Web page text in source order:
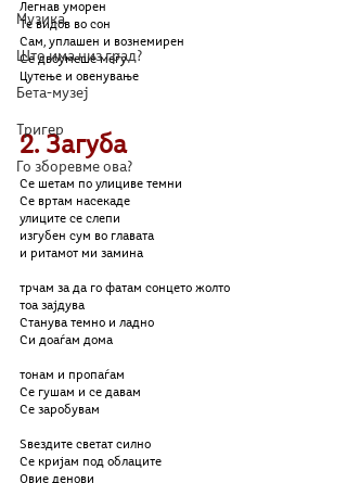
Музика
Што има низ град?
Бета-музеј
Тригер
Го зборевме ова?
Легнав уморен
Те видов во сон
Сам, уплашен и вознемирен
Се двоумеше меѓу
Цутење и овенување
2. Загуба
Се шетам по улициве темни
Се вртам насекаде
улиците се слепи
изгубен сум во главата
и ритамот ми замина
трчам за да го фатам сонцето жолто
тоа зајдува
Станува темно и ладно
Си доаѓам дома
тонам и пропаѓам
Се гушам и се давам
Се заробувам
Ѕвездите светат силно
Се кријам под облаците
Овие денови